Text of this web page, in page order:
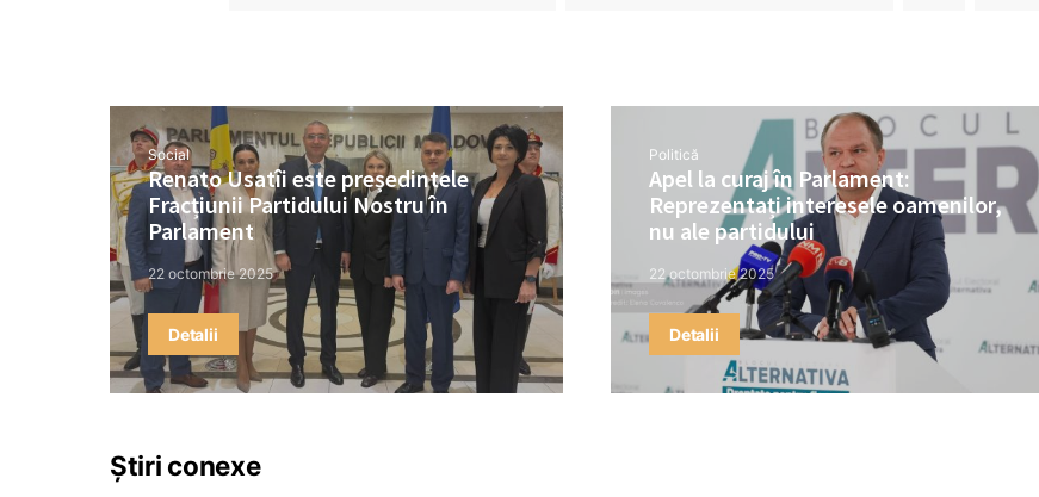
Social
Renato Usatîi este președintele
Fracțiunii Partidului Nostru în
Parlament
22 octombrie 2025
Detalii
Politică
Apel la curaj în Parlament:
Reprezentați interesele oamenilor,
nu ale partidului
22 octombrie 2025
Detalii
Știri conexe